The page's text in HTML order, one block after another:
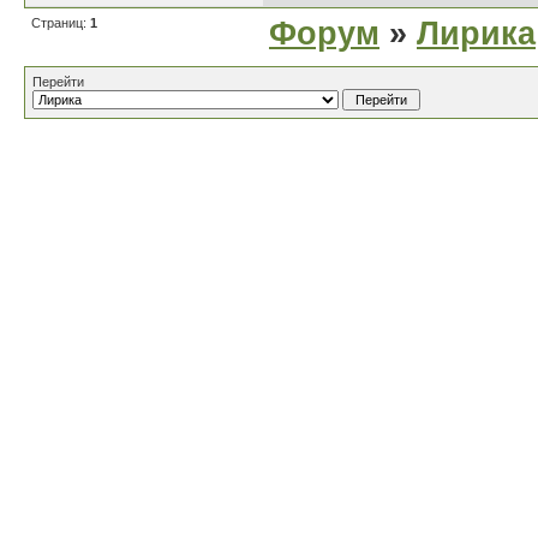
Страниц: 1 Форум » Лирика
Перейти